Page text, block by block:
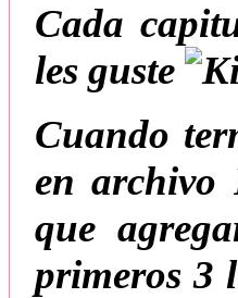
Cada
les guste
Cuando
en archivo
que
primeros 3